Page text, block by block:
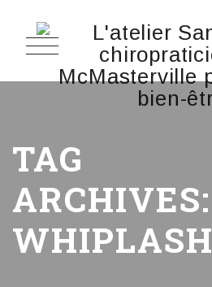
TAG
ARCHIVES:
WHIPLASH